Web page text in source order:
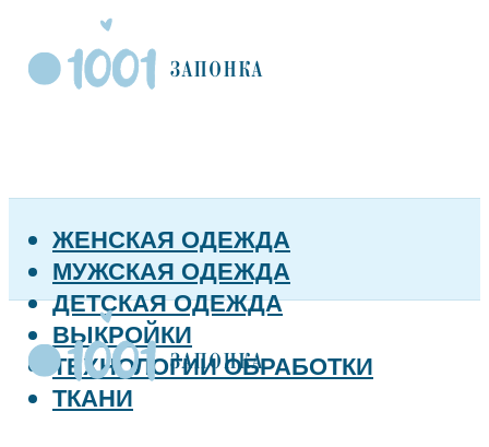
ЖЕНСКАЯ ОДЕЖДА
МУЖСКАЯ ОДЕЖДА
ДЕТСКАЯ ОДЕЖДА
ВЫКРОЙКИ
ТЕХНОЛОГИИ ОБРАБОТКИ
ТКАНИ